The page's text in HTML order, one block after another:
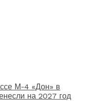
М-4 «Дон» в
на 2027 год